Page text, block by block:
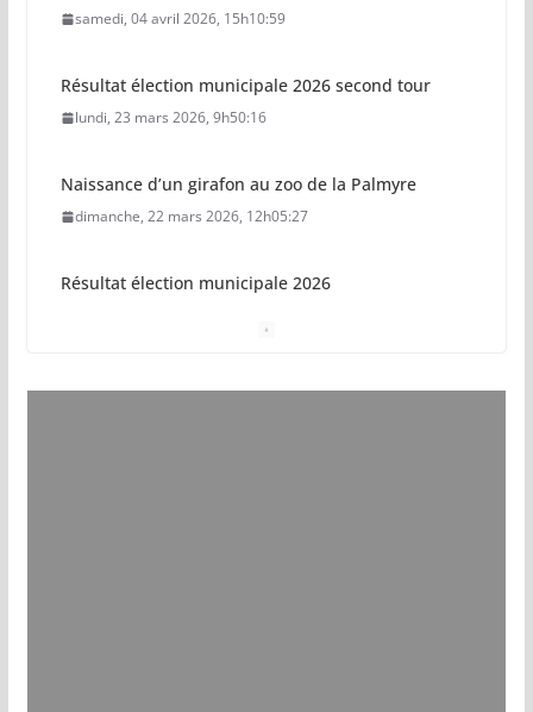
samedi, 04 avril 2026, 15h10:59
Résultat élection municipale 2026 second tour
lundi, 23 mars 2026, 9h50:16
Naissance d’un girafon au zoo de la Palmyre
dimanche, 22 mars 2026, 12h05:27
Résultat élection municipale 2026